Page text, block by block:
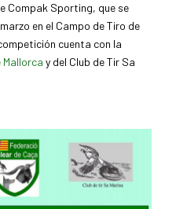
Compak Sporting, que se
en el Campo de Tiro de
cuenta con la
Mallorca y del Club de Tir Sa